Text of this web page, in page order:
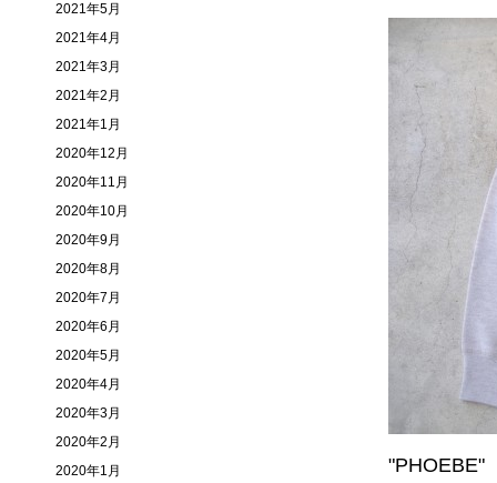
"PHOEBE"
2021年5月
2021年4月
2021年3月
2021年2月
2021年1月
2020年12月
2020年11月
2020年10月
2020年9月
2020年8月
2020年7月
2020年6月
2020年5月
2020年4月
2020年3月
2020年2月
2020年1月